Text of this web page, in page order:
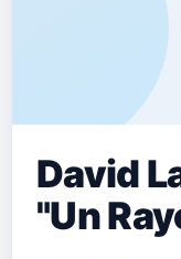
David
"Un